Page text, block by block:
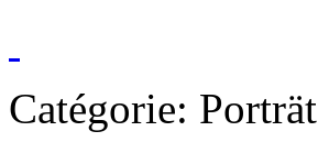
Catégorie: Porträt